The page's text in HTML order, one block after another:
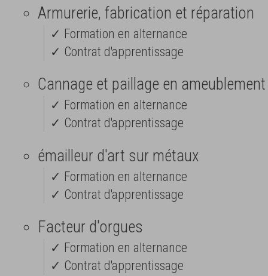
Armurerie, fabrication et réparation
✓ Formation en alternance
✓ Contrat d'apprentissage
Cannage et paillage en ameublement
✓ Formation en alternance
✓ Contrat d'apprentissage
émailleur d'art sur métaux
✓ Formation en alternance
✓ Contrat d'apprentissage
Facteur d'orgues
✓ Formation en alternance
✓ Contrat d'apprentissage